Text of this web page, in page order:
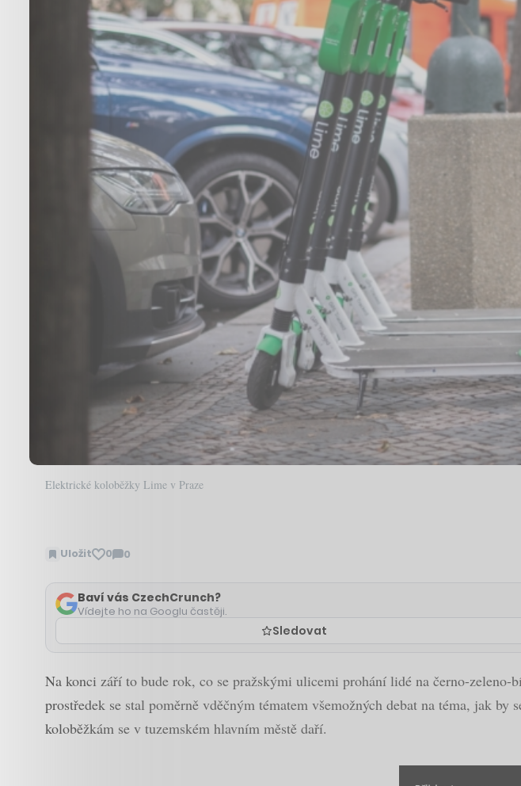
Elektrické koloběžky Lime v Praze
Uložit 0 0
Zobrazit
Baví vás CzechCrunch?
Vídejte ho na Googlu častěji.
Sledovat
Na konci září to bude rok, co se pražskými ulicemi prohání lidé na černo-
prostředek se stal poměrně vděčným tématem všemožných debat na téma, jak
koloběžkám se v tuzemském hlavním městě daří.